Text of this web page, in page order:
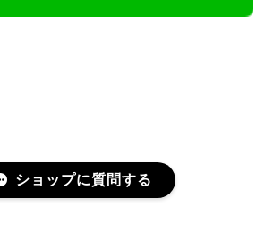
ショップに質問する